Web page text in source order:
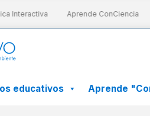
Interactiva Aprende ConCiencia
educativos Aprende